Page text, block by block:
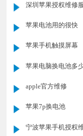
深圳苹果授权维修
苹果电池用的很快
苹果手机触摸屏幕
苹果电脑换电池多
apple官方维修
苹果7p换电池
宁波苹果手机授权